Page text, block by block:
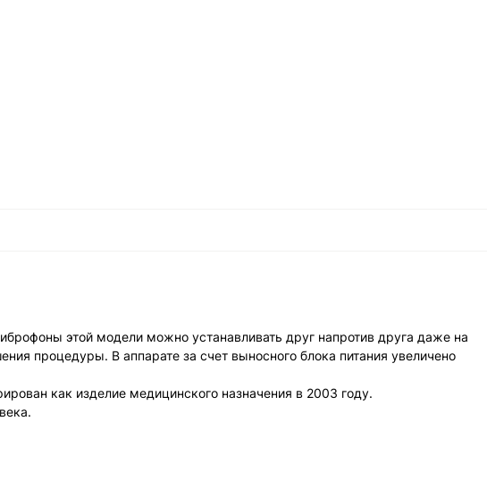
этой модели можно устанавливать друг напротив друга даже на
процедуры. В аппарате за счет выносного блока питания увеличено
как изделие медицинского назначения в 2003 году.